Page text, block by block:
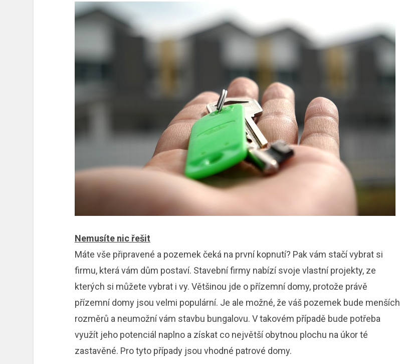
Nemusíte nic řešit
Máte vše připravené a pozemek čeká na první kopnutí? Pak vám stačí vybrat si
firmu, která vám dům postaví. Stavební firmy nabízí svoje vlastní projekty, ze
kterých si můžete vybrat i vy. Většinou jde o přízemní domy, protože právě
přízemní domy jsou velmi populární. Je ale možné, že váš pozemek bude menších
rozměrů a neumožní vám stavbu bungalovu. V takovém případě bude potřeba
využít jeho potenciál naplno a získat co největší obytnou plochu na úkor té
zastavěné. Pro tyto případy jsou vhodné patrové domy.